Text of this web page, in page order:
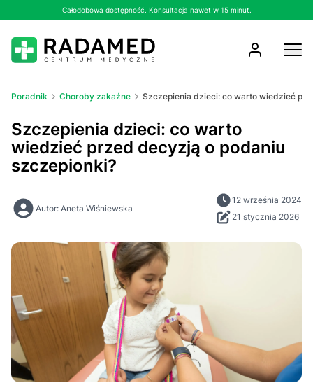
Całodobowa dostępność. Konsultacja nawet w 15 minut.
Poradnik Choroby zakaźne Szczepienia dzieci: co warto wiedzieć
Szczepienia dzieci: co warto
wiedzieć przed decyzją o podaniu
szczepionki?
Autor: Aneta Wiśniewska
12 września 2024
21 stycznia 2026